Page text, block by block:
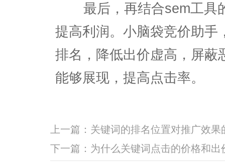
最后，再结合sem工具
提高利润。小脑袋竞价助手
排名，降低出价虚高，屏蔽
能够展现，提高点击率。
上一篇： 关键词的排名位置对推广效果
下一篇： 为什么关键词点击的价格和出